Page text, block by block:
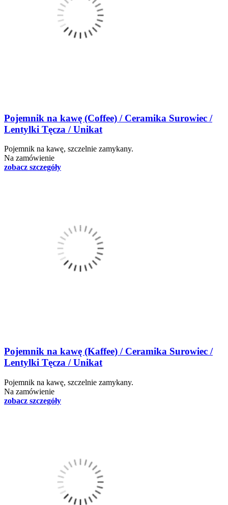
Pojemnik na kawę (Coffee) / Ceramika Surowiec /
Lentylki Tęcza / Unikat
Pojemnik na kawę, szczelnie zamykany.
Na zamówienie
zobacz szczegóły
Pojemnik na kawę (Kaffee) / Ceramika Surowiec /
Lentylki Tęcza / Unikat
Pojemnik na kawę, szczelnie zamykany.
Na zamówienie
zobacz szczegóły